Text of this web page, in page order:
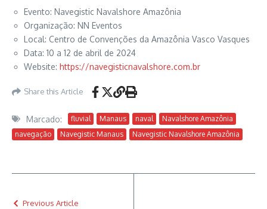
Evento: Navegistic Navalshore Amazônia
Organização: NN Eventos
Local: Centro de Convenções da Amazônia Vasco Vasques
Data: 10 a 12 de abril de 2024
Website: https://navegisticnavalshore.com.br
Share this Article
Marcado: fluvial Manaus naval
Navalshore Amazônia
navegação
Navegistic Manaus Navegistic Navalshore Amazônia
Previous Article